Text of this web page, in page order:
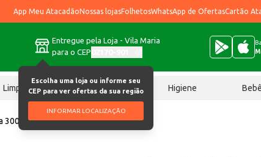
App Meu AtacadãoNossas lojasFolhetosWhatsApp de OfertasCartão
Entregue pela Loja - Vila Maria
para o CEP
Escolha uma loja ou informe seu
CEP para ver ofertas da sua região
INFORMAR LOCALIZAÇÃO
Limpeza Chocolates Higiene
300ml